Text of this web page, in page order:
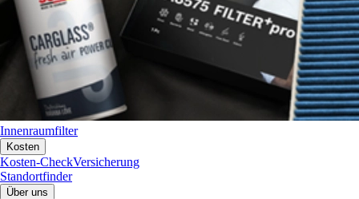
Innenraumfilter
Kosten
Kosten-CheckVersicherung
Standortfinder
Über uns